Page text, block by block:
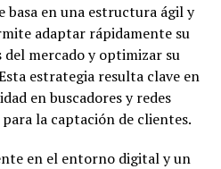
basa en una estructura ágil y
adaptar rápidamente su
del mercado y optimizar su
estrategia resulta clave en
en buscadores y redes
la captación de clientes.
en el entorno digital y un